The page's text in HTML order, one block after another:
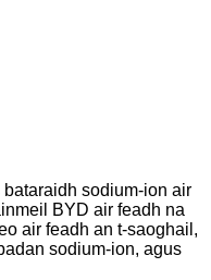
sodium-ion air
BYD air feadh na
air feadh an t-saoghail,
sodium-ion, agus